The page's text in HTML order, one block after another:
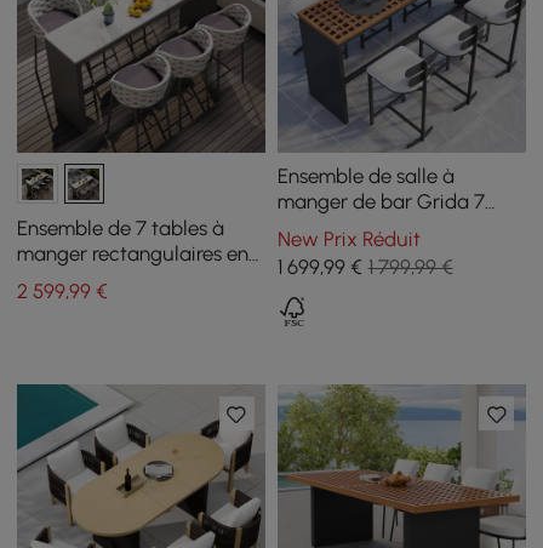
Ensemble de 7 tables à
manger rectangulaires en
béton de 70,9 po pour
terrasse extérieure
2 599,99 €
Ensemble de salle à
manger de bar Grida 7
pièces en teck et
aluminium avec 6
tabourets de bar
New Prix Réduit
1 699,99€ 1 799,99 €